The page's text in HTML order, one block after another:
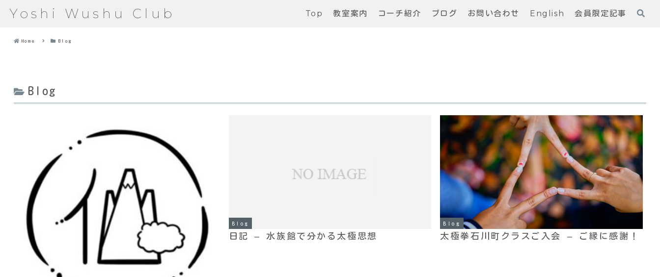
Yoshi Wushu Club Top 教室案内 コーチ紹介 ブログ お問い合わせ English 会員限定記事
Home Blog
Blog
Blog
日記 – 水族館で分かる太極思想
Blog
太極拳石川町クラスご入会 – ご縁に感謝！